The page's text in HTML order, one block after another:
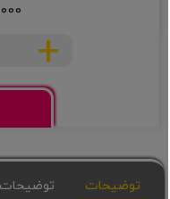
+
توضیحات